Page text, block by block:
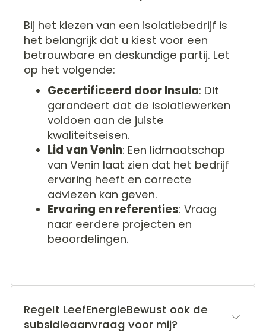
Bij het kiezen van een isolatiebedrijf is
het belangrijk dat u kiest voor een
betrouwbare en deskundige partij. Let
op het volgende:
Gecertificeerd door Insula: Dit
garandeert dat de isolatiewerken
voldoen aan de juiste
kwaliteitseisen.
Lid van Venin: Een lidmaatschap
van Venin laat zien dat het bedrijf
ervaring heeft en correcte
adviezen kan geven.
Ervaring en referenties: Vraag
naar eerdere projecten en
beoordelingen.
Regelt LeefEnergieBewust ook de
subsidieaanvraag voor mij?